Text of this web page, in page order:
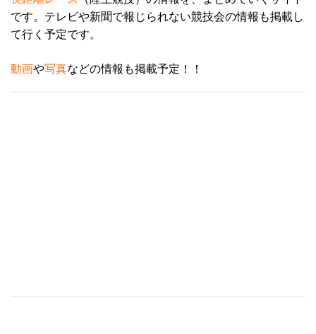
です。テレビや新聞で報じられない競技会の情報も掲載し
て行く予定です。
動画や写真などの情報も掲載予定！！